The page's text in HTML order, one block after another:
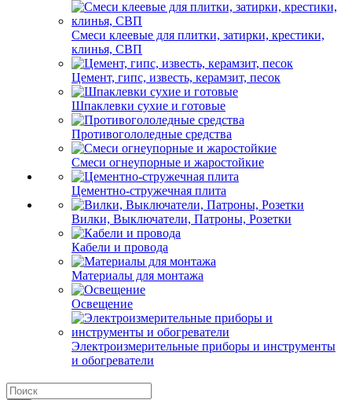
Смеси клеевые для плитки, затирки, крестики,
клинья, СВП
Цемент, гипс, известь, керамзит, песок
Шпаклевки сухие и готовые
Противогололедные средства
Смеси огнеупорные и жаростойкие
Цементно-стружечная плита
Вилки, Выключатели, Патроны, Розетки
Кабели и провода
Материалы для монтажа
Освещение
Электроизмерительные приборы и инструменты
и обогреватели